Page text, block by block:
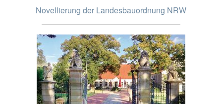
Novellierung der Landesbauordnung NRW